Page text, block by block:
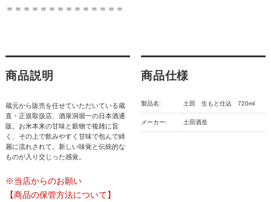
＝＝＝＝＝＝＝＝＝＝＝＝＝＝
商品説明
蔵元から販売を任せていただいている蔵
直・正規取扱店、酒泉洞堀一の日本酒通
販。お米本来の甘味と穀物で複雑に旨
く、その上で飲みやすく甘味で包んで綺
麗に流れされて。新しい味覚と伝統的な
ものが入り交じった感覚。
商品仕様
製品名: 土田 生もと仕込 720ml
メーカー: 土田酒造
※当店からのお願い
【商品の保管方法について】